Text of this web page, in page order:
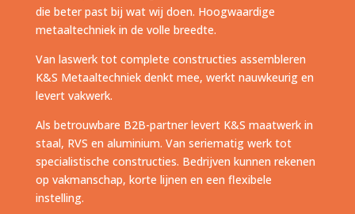
die beter past bij wat wij doen. Hoogwaardige
metaaltechniek in de volle breedte.
Van laswerk tot complete constructies assembleren
K&S Metaaltechniek denkt mee, werkt nauwkeurig en
levert vakwerk.
Als betrouwbare B2B-partner levert K&S maatwerk in
staal, RVS en aluminium. Van seriematig werk tot
specialistische constructies. Bedrijven kunnen rekenen
op vakmanschap, korte lijnen en een flexibele
instelling.